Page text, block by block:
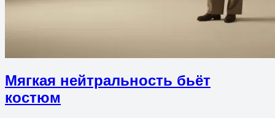
Мягкая нейтральность бьёт
костюм